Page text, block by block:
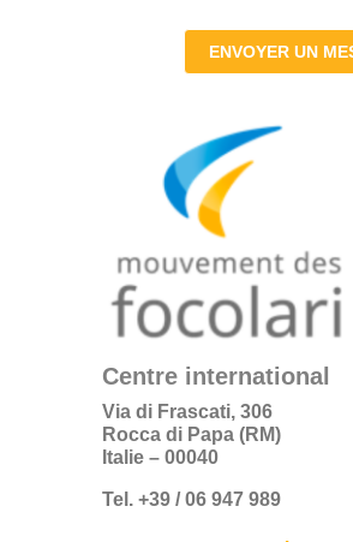
ENVOYER UN
Centre international
Via di Frascati, 306
Rocca di Papa (RM)
Italie – 00040
Tel. +39 / 06 947 989